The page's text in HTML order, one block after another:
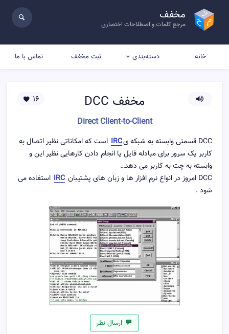
مخفف
مرجع کلمات و اصطلاحات اختصاری
خانه دسته‌بندی ثبت مخفف تماس با ما
مخفف DCC
Direct Client-to-Client
16
DCC قسمتی وابسته به شبکه ی IRC است که امکاناتی نظیر اتصال به
کاربر یک سرور برای مبادله فایل یا انجام دادن کارهایی نظیر این و
وابسته به چت به کاربر می دهد…
DCC امروز در انواع نرم افزار ها و زبان های پشتیبان
IRC استفاده می
شود .
ارسال نظر